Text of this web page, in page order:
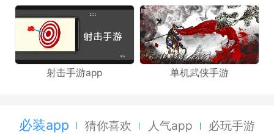
射击手游app 单机武侠手游
必装app 猜你喜欢 人气app 必玩手游